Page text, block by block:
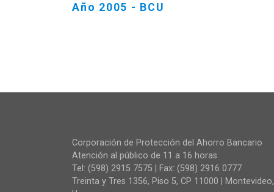
Año 2005 - BCU
Corporación de Protección del Ahorro Bancario
Atención al público de 11 a 16 horas
Tel: (598) 2915 7575 | Fax: (598) 2916 0777
Treinta y Tres 1356, Piso 5, CP 11000 | Montevideo,